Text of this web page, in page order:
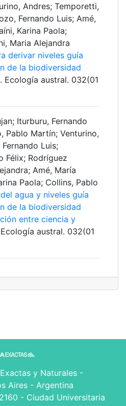
Andres; Temporetti,
Fernando Luis; Amé,
Karina Paola;
Maria Alejandra
derivar niveles guía
de la biodiversidad
Ecología austral. 032(01
Iturburu, Fernando
Pablo Martín; Venturino,
Luis;
Félix; Rodríguez
Amé, María
Paola; Collins, Pablo
agua y niveles guía
de la biodiversidad
entre ciencia y
austral. 032(01
y Naturales -
Aires - Argentina
- Ciudad Universitaria